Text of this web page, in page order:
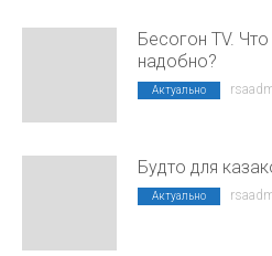
Бесогон TV.
надобно?
Актуально
Будто для
Актуально